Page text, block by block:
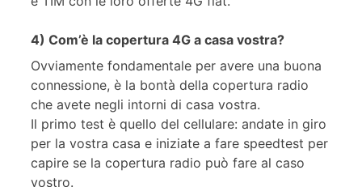
4) Com’è la copertura 4G a casa vostra?
Ovviamente fondamentale per avere una buona
connessione, è la bontà della copertura radio
che avete negli intorni di casa vostra.
Il primo test è quello del cellulare: andate in giro
per la vostra casa e iniziate a fare speedtest per
capire se la copertura radio può fare al caso
vostro.